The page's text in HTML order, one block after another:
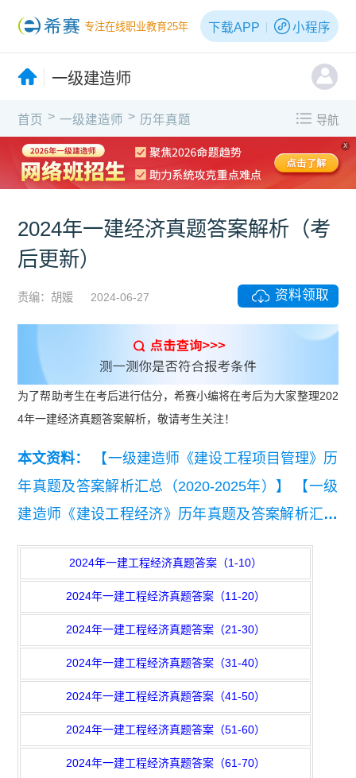
专注在线职业教育25年 下载APP 小程序
一级建造师
首页 > 一级建造师 > 历年真题 导航
X
2024年一建经济真题答案解析（考
后更新）
责编：胡媛 2024-06-27 资料领取
为了帮助考生在考后进行估分，希赛小编将在考后为大家整理202
4年一建经济真题答案解析，敬请考生关注！
本文资料：
【一级建造师《建设工程项目管理》历
年真题及答案解析汇总（2020-2025年）】
【一级
建造师《建设工程经济》历年真题及答案解析汇总
（2020-2025年）】 【2025年一级建造师《建设工
程法规及相关知识》真题答案及解析】
一级建造师《建筑实务》考试真题答案及解析】
【2025年一级建造师《建设工程经济》真题答案及
解析】 【2024一级建造师建设工程项目管理真题
及答案.pdf】
2024年一建工程经济真题答案（1-10）
2024年一建工程经济真题答案（11-20）
2024年一建工程经济真题答案（21-30）
2024年一建工程经济真题答案（31-40）
2024年一建工程经济真题答案（41-50）
2024年一建工程经济真题答案（51-60）
2024年一建工程经济真题答案（61-70）